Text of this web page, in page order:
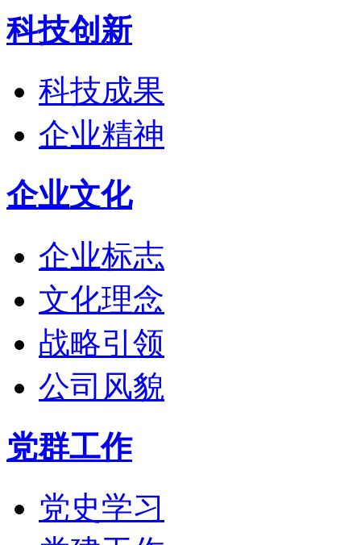
科技创新
科技成果
企业精神
企业文化
企业标志
文化理念
战略引领
公司风貌
党群工作
党史学习